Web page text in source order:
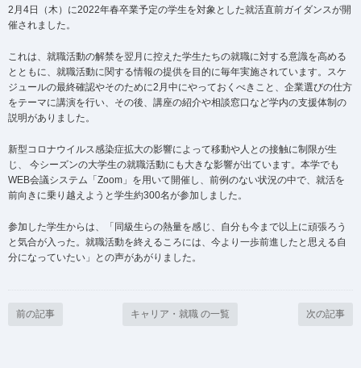
2月4日（木）に2022年春卒業予定の学生を対象とした就活直前ガイダンスが開
催されました。
これは、就職活動の解禁を翌月に控えた学生たちの就職に対する意識を高める
とともに、就職活動に関する情報の提供を目的に毎年実施されています。スケ
ジュールの最終確認やそのために2月中にやっておくべきこと、企業選びの仕方
をテーマに講演を行い、その後、講座の紹介や相談窓口など学内の支援体制の
説明がありました。
新型コロナウイルス感染症拡大の影響によって移動や人との接触に制限が生
じ、 今シーズンの大学生の就職活動にも大きな影響が出ています。本学でも
WEB会議システム「Zoom」を用いて開催し、前例のない状況の中で、就活を
前向きに乗り越えようと学生約300名が参加しました。
参加した学生からは、「同級生らの熱量を感じ、自分も今まで以上に頑張ろう
と気合が入った。就職活動を終えるころには、今より一歩前進したと思える自
分になっていたい」との声があがりました。
前の記事 キャリア・就職 の一覧 次の記事